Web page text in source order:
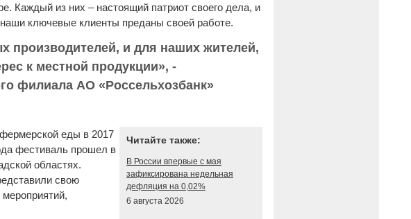
Каждый из них – настоящий патриот своего дела, и
ключевые клиенты преданы своей работе.
производителей, и для наших жителей,
к местной продукции», -
филиала АО «Россельхозбанк»
Читайте также:
В России впервые с мая
зафиксирована недельная
дефляция на 0,02%
6 августа 2026
еды в 2017
фестиваль прошел в
областях.
свою